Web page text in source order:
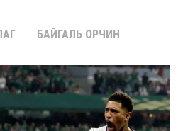
БАЙГАЛЬ ОРЧИН